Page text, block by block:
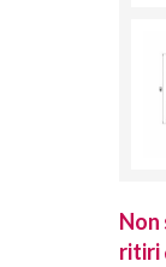
ritiri